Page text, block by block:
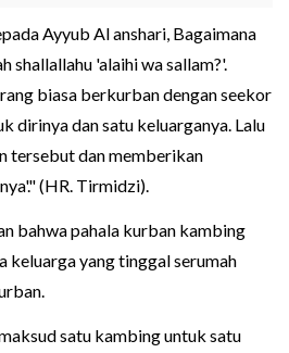
Ayyub Al anshari, Bagaimana
shallallahu 'alaihi wa sallam?'.
biasa berkurban dengan seekor
dirinya dan satu keluarganya. Lalu
tersebut dan memberikan
(HR. Tirmidzi).
bahwa pahala kurban kambing
keluarga yang tinggal serumah
satu kambing untuk satu